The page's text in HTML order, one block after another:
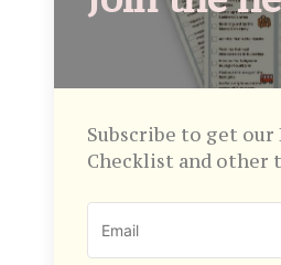
Subscribe to get our
Checklist and other